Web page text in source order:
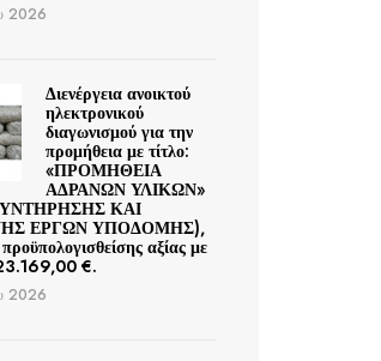
2026
Διενέργεια ανοικτού
ηλεκτρονικού
διαγωνισμού για την
προμήθεια με τίτλο:
«ΠΡΟΜΗΘΕΙΑ
ΑΔΡΑΝΩΝ ΥΛΙΚΩΝ»
ΚΑΙ
ΕΡΓΩΝ ΥΠΟΔΟΜΗΣ),
αξίας με
€.
2026